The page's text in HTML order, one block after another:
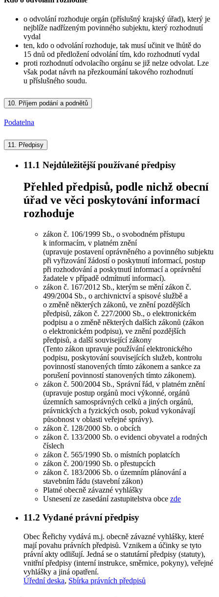
o odvolání rozhoduje orgán (příslušný krajský úřad), který je
nejblíže nadřízeným povinného subjektu, který rozhodnutí
vydal
ten, kdo o odvolání rozhoduje, tak musí učinit ve lhůtě do
15 dnů od předložení odvolání tím, kdo rozhodnutí vydal
proti rozhodnutí odvolacího orgánu se již nelze odvolat. Lze
však podat návrh na přezkoumání takového rozhodnutí
u příslušného soudu.
10. Příjem podání a podnětů
Podatelna
11. Předpisy
11.1 Nejdůležitější používané předpisy
Přehled předpisů, podle nichž obecní
úřad ve věci poskytování informací
rozhoduje
zákon č. 106/1999 Sb., o svobodném přístupu
k informacím, v platném znění
(upravuje postavení oprávněného a povinného subjektu
při vyřizování žádostí o poskytnutí informací, postup
při rozhodování a poskytnutí informací a oprávnění
žadatele v případě odmítnutí informací).
zákon č. 167/2012 Sb., kterým se mění zákon č.
499/2004 Sb., o archivnictví a spisové službě a
o změně některých zákonů, ve znění pozdějších
předpisů, zákon č. 227/2000 Sb., o elektronickém
podpisu a o změně některých dalších zákonů (zákon
o elektronickém podpisu), ve znění pozdějších
předpisů, a další související zákony
(Tento zákon upravuje používání elektronického
podpisu, poskytování souvisejících služeb, kontrolu
povinností stanovených tímto zákonem a sankce za
porušení povinností stanovených tímto zákonem).
zákon č. 500/2004 Sb., Správní řád, v platném znění
(upravuje postup orgánů moci výkonné, orgánů
územních samosprávných celků a jiných orgánů,
právnických a fyzických osob, pokud vykonávají
působnost v oblasti veřejné správy).
zákon č. 128/2000 Sb. o obcích
zákon č. 133/2000 Sb. o evidenci obyvatel a rodných
číslech
zákon č. 565/1990 Sb. o místních poplatcích
zákon č. 200/1990 Sb. o přestupcích
zákon č. 183/2006 Sb. o územním plánování a
stavebním řádu (stavební zákon)
Platné obecně závazné vyhlášky
Usnesení ze zasedání zastupitelstva obce zde
11.2 Vydané právní předpisy
Obec Řeřichy vydává m.j. obecně závazné vyhlášky, které
mají povahu právních předpisů. Vznikem a účinky se tyto
právní akty odlišují. Jedná se o statutární předpisy (statuty),
vnitřní předpisy (interní instrukce, směrnice, pokyny), veřejné
vyhlášky a jiná opatření.
Úřední deska, Sbírka právních předpisů